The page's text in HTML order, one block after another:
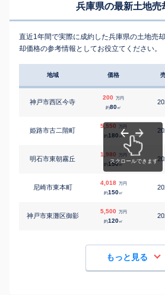
兵庫県の最新土地売
直近1年間で実際に成約した兵庫県の土地売
却価格の参考情報としてお役立てください。
地域 価格
神戸市西区今寺
200 万円
約80㎡
姫路市古二階町
5,550 万円
約180 ㎡
明石市東朝霧丘
1,980 万円
約150㎡
尼崎市東本町
4,018 万円
約150㎡
神戸市東灘区御影
5,500 万円
約120㎡
もっと見る